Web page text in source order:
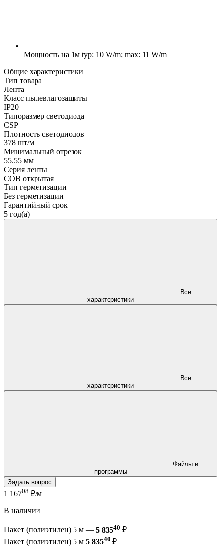
Мощность на 1м typ: 10 W/m; max: 11 W/m
Общие характеристики
Тип товара
Лента
Класс пылевлагозащиты
IP20
Типоразмер светодиода
CSP
Плотность светодиодов
378 шт/м
Минимальный отрезок
55.55 мм
Серия ленты
COB открытая
Тип герметизации
Без герметизации
Гарантийный срок
5 год(а)
характеристики
характеристики
программы
Задать вопрос
1 16708 ₽/м
В наличии
Пакет (полиэтилен) 5 м — 5 83540 ₽
Пакет (полиэтилен) 5 м 5 83540 ₽